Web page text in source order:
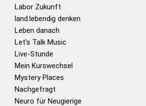
Labor Zukunft
land.lebendig denken
Leben danach
Let's Talk Music
Live-Stunde
Mein Kurswechsel
Mystery Places
Nachgefragt
Neuro für Neugierige